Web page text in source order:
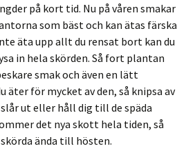
på kort tid. Nu på våren smakar
som bäst och kan ätas färska
äta upp allt du rensat bort kan du
in hela skörden. Så fort plantan
smak och även en lätt
äter för mycket av den, så knipsa av
ut eller håll dig till de späda
det nya skott hela tiden, så
ända till hösten.